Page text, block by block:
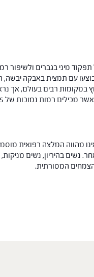
מיני בגברים ולשיפור
רבים בעולם, אך
מהווה המלצה רפואית
נשים בהיריון, נשים
המסורתית.